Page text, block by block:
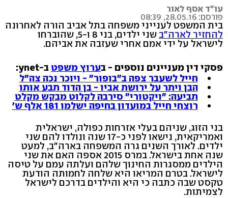
עו"ד אסף לאור
פורסם: 28.05.16, 08:39
בית המשפט לענייני משפחה בתל אביב הורה לאחרונה
להחזיר לארה"ב שני ילדים, בני 8 ו-5, שהוברחו
לישראל על ידי אמם אחרי שעזבה את אביהם.
פסקי דין מעניינים נוספים - בערוץ משפט ב-ynet:
חייל לשעבר צפה ב"בופור" - ויוכר נכה צה"ל
הבן ויתר על ירושת אביו - בן הדוד תבע אותו
תביעה: "ויקטורי" סירבה לקלוט מבקש מקלט
רוצחי חייל במועדון בחיפה ישלמו 181 אלף ש'
בני הזוג, שניהם בעלי אזרחות כפולה, ישראלית
ואמריקאית, נישאו לפני כ-17 שנה ונולדו להם שני
ילדים. לאורך השנים גרה המשפחה בארה"ב, למעט
שנה אחת בישראל. במרס 2015 אספה האם את שני
הילדים ממסגרות החינוך שלהם ועלתה עמם על טיסה
לישראל. בטרם המריאו היא שלחה לחמותה הודעת
טקסט שבה כתבה כי היא והילדים בדרכם לישראל
לצמיתות.